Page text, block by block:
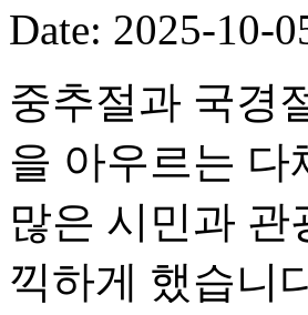
Date: 2025-10-
중추절과 국경
을 아우르는 다
많은 시민과
끽하게 했습니